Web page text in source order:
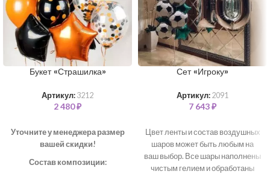
Букет «Страшилка»
Артикул: 3212
2 480₽
Уточните у менеджера размер
вашей скидки!
Состав композиции:
Сет «Игроку»
Артикул: 2091
7 643₽
Цвет ленты и состав воздушных
шаров может быть любым на
ваш выбор. Все шары наполнены
чистым гелием и обработаны